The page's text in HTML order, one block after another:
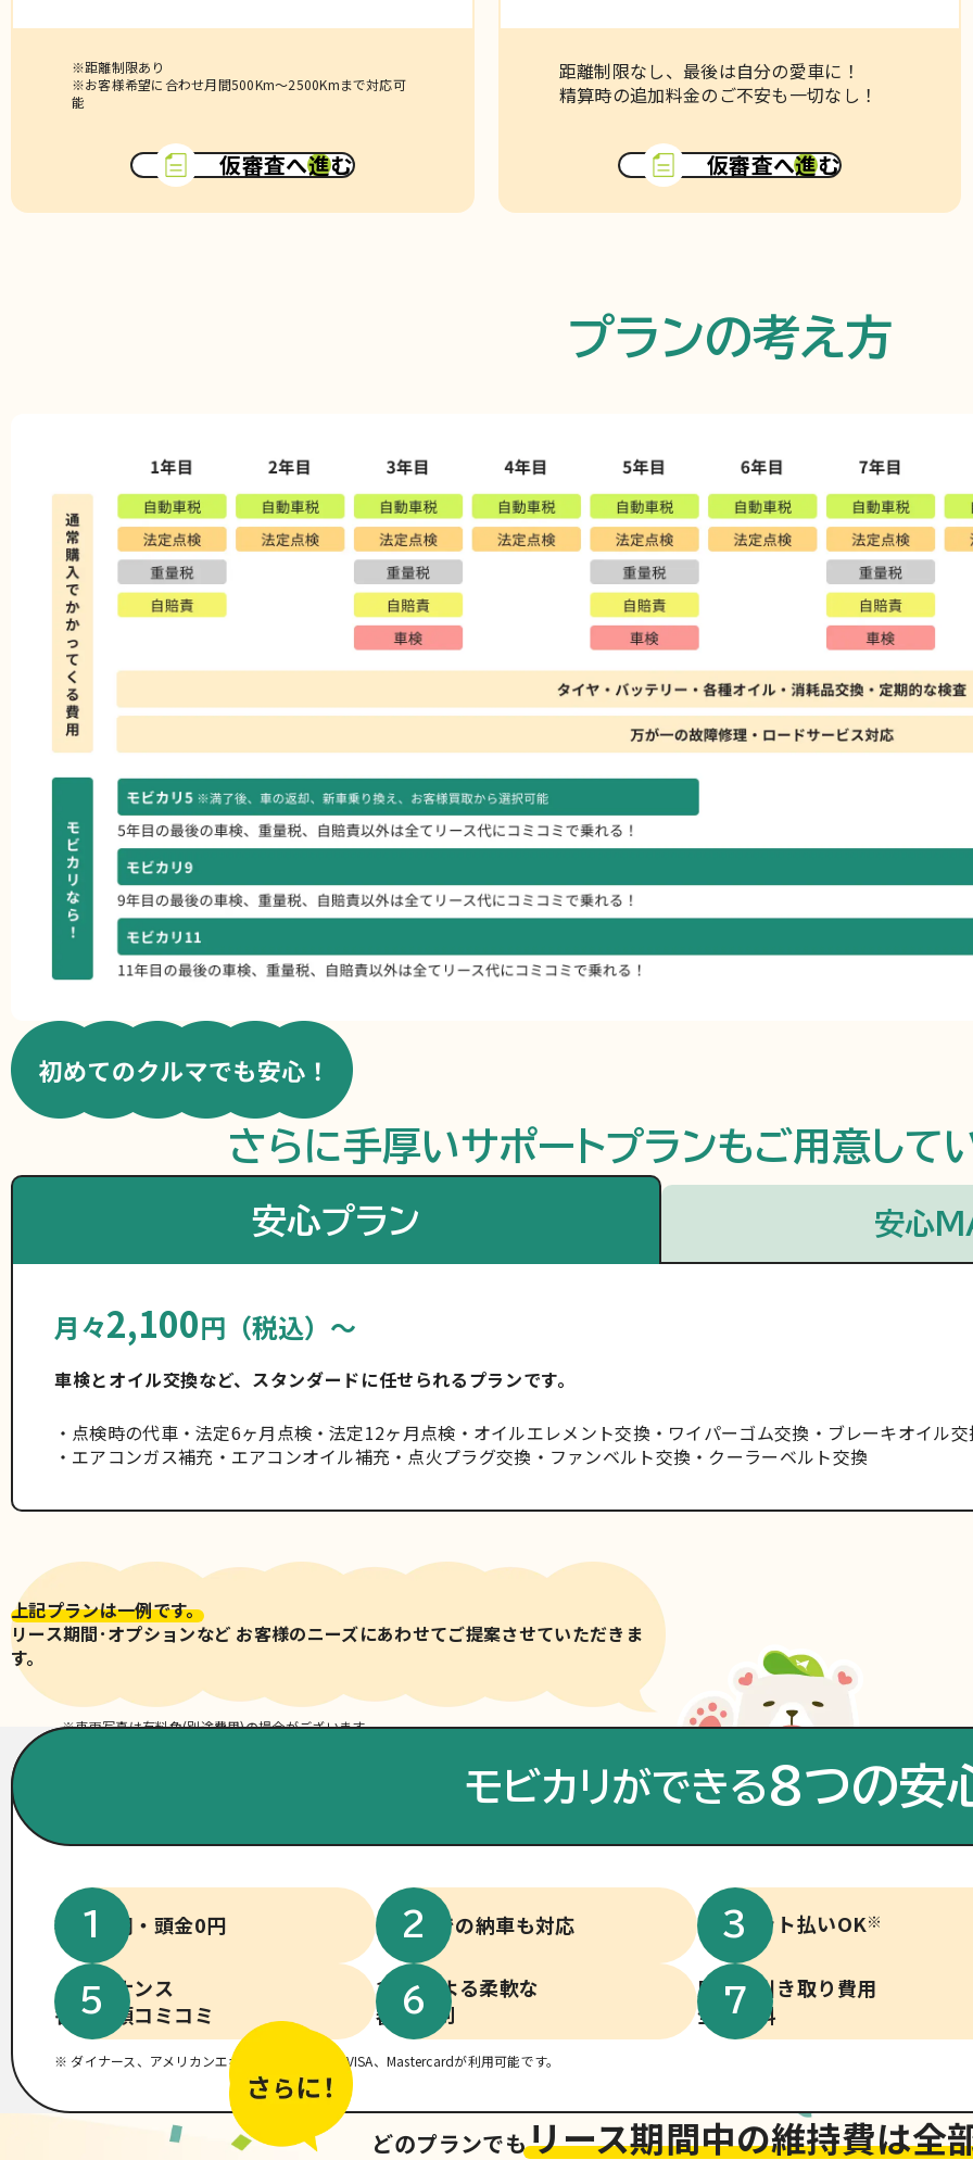
※距離制限あり
※お客様希望に合わせ月間500Km～2500Kmまで対応可
能
仮審査へ進む
距離制限なし、最後は自分の愛車に！
精算時の追加料金のご不安も一切なし！
仮審査へ進む
プランの考え方
さらに手厚いサポートプランもご用意して
安心プラン 安心
月々2,100円（税込）～
車検とオイル交換など、スタンダードに任せられるプランです。
点検時の代車 法定6ヶ月点検 法定12ヶ月点検 オイルエレメント交換 ワイパーゴム交換
ブレーキオイル
エアコンガス補充
エアコンオイル補充 点火プラグ交換 ファンベルト交換 クーラーベルト交換
上記プランは一例です。
リース期間･オプションなど お客様のニーズにあわせてご提案させていただきま
す。
※車両写真は有料色(別途費用)の場合がございます。
モビカリができる8つの安
初期費用・頭金0円 短納期での納車も対応 クレジット払いOK※
メンテナンス
各種定額コミコミ
14社による柔軟な
審査体制
廃車、引き取り費用
全国無料
※ ダイナース、アメリカンエキスプレス、JCB、VISA、Mastercardが利用可能です。
どのプランでもリース期間中の維持費は全